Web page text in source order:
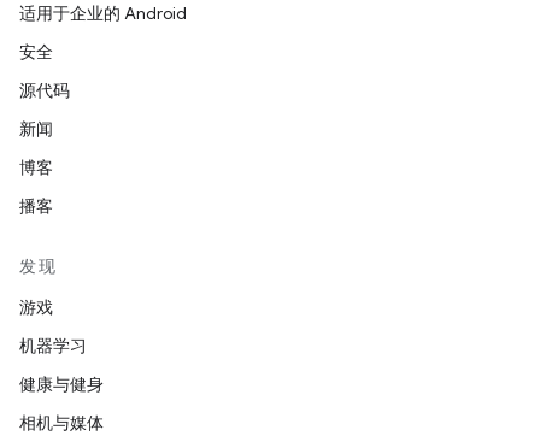
适用于企业的 Android
安全
源代码
新闻
博客
播客
发现
游戏
机器学习
健康与健身
相机与媒体